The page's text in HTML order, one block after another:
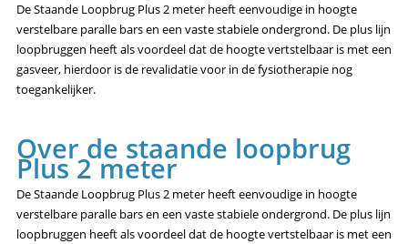
De Staande Loopbrug Plus 2 meter heeft eenvoudige in hoogte
verstelbare paralle bars en een vaste stabiele ondergrond. De plus lijn
loopbruggen heeft als voordeel dat de hoogte vertstelbaar is met een
gasveer, hierdoor is de revalidatie voor in de fysiotherapie nog
toegankelijker.
Over de staande loopbrug
Plus 2 meter
De Staande Loopbrug Plus 2 meter heeft eenvoudige in hoogte
verstelbare paralle bars en een vaste stabiele ondergrond. De plus lijn
loopbruggen heeft als voordeel dat de hoogte vertstelbaar is met een